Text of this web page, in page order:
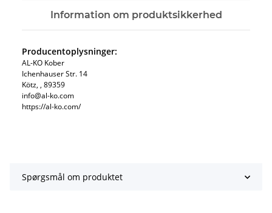
Information om produktsikkerhed
Producentoplysninger:
AL-KO Kober
Ichenhauser Str. 14
Kötz, , 89359
info@al-ko.com
https://al-ko.com/
Spørgsmål om produktet